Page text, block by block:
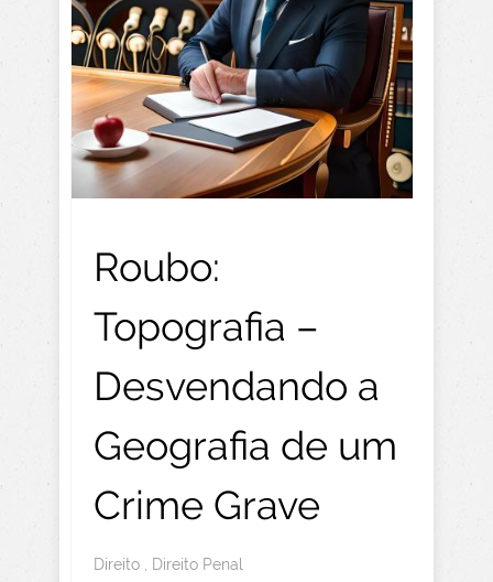
Roubo:
Topografia –
Desvendando a
Geografia de um
Crime Grave
Direito , Direito Penal